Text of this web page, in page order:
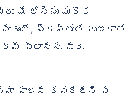
మీ లోన్‌ను మరొక
ప్రస్తుత రుణదాత
ప్లాన్‌ను మీరు
పాలసీ కవరేజీని ప